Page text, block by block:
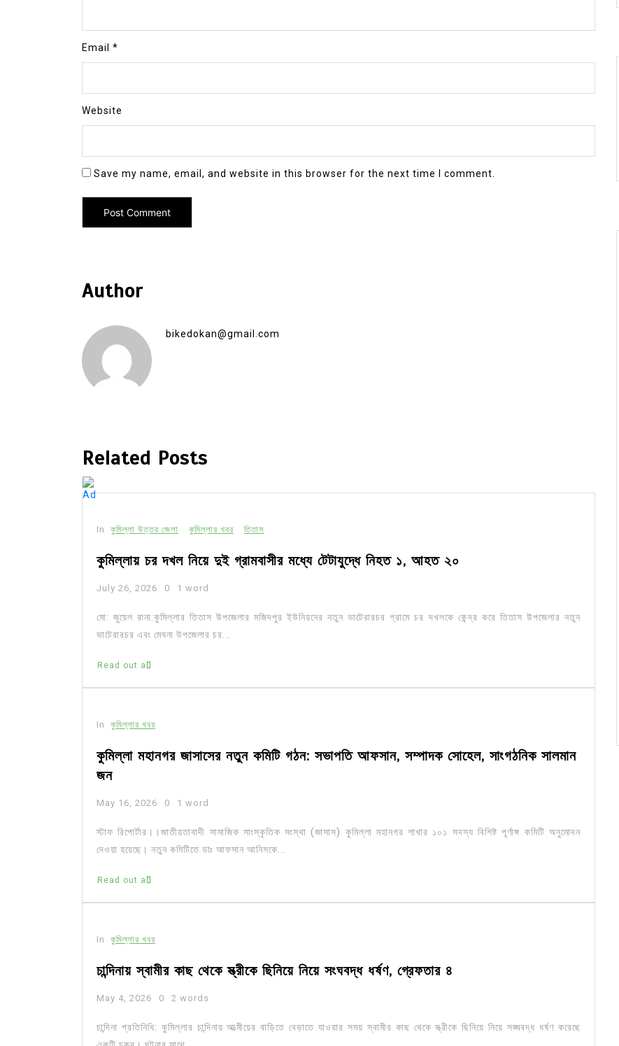
Email *
Website
Save my name, email, and website in this browser for the next time I comment.
Author
bikedokan@gmail.com
Related Posts
In কুমিল্লা উত্তর জেলা কুমিল্লার খবর তিতাস
কুমিল্লায় চর দখল নিয়ে দুই গ্রামবাসীর মধ্যে টেটাযুদ্ধে নিহত ১, আহত ২০
July 26, 2026 0 1 word
মো: জুয়েল রানা:কুমিল্লার তিতাস উপজেলার মজিদপুর ইউনিয়নের নতুন ভাটেরারচর গ্রামে চর দখলকে কেন্দ্র করে তিতাস উপজেলার নতুন
ভাটেরারচর এবং মেঘনা উপজেলার চর...
Read out all
In কুমিল্লার খবর
কুমিল্লা মহানগর জাসাসের নতুন কমিটি গঠন: সভাপতি আফসান, সম্পাদক সোহেল, সাংগঠনিক সালমান
জন
May 16, 2026 0 1 word
স্টাফ রিপোর্টার।।জাতীয়তাবাদী সামাজিক সাংস্কৃতিক সংস্থা (জাসাস) কুমিল্লা মহানগর শাখার ১০১ সদস্য বিশিষ্ট পূর্ণাঙ্গ কমিটি অনুমোদন
দেওয়া হয়েছে। নতুন কমিটিতে ডাঃ আফসান আনিসকে...
Read out all
In কুমিল্লার খবর
চান্দিনায় স্বামীর কাছ থেকে স্ত্রীকে ছিনিয়ে নিয়ে সংঘবদ্ধ ধর্ষণ, গ্রেফতার ৪
May 4, 2026 0 2 words
চান্দিনা প্রতিনিধি: কুমিল্লার চান্দিনায় আত্মীয়ের বাড়িতে বেড়াতে যাওয়ার সময় স্বামীর কাছ থেকে স্ত্রীকে ছিনিয়ে নিয়ে সঙ্ঘবদ্ধ ধর্ষণ করেছে